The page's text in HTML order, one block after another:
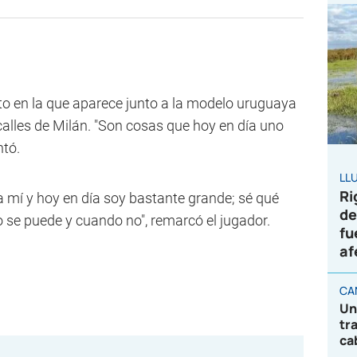
en la que aparece junto a la modelo uruguaya
de Milán. "Son cosas que hoy en día uno
y hoy en día soy bastante grande; sé qué
puede y cuando no", remarcó el jugador.